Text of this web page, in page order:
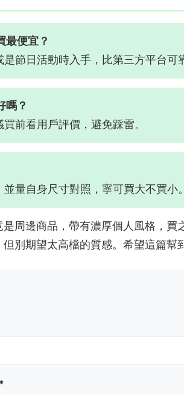
最便宜？
節日活動時入手，比第三方平台可
嗎？
前看用戶評價，避免踩雷。
量自身尺寸對照，寧可買大不買小。
周邊商品，帶有濃厚個人風格，買
別期望太高檔的質感。希望這篇幫